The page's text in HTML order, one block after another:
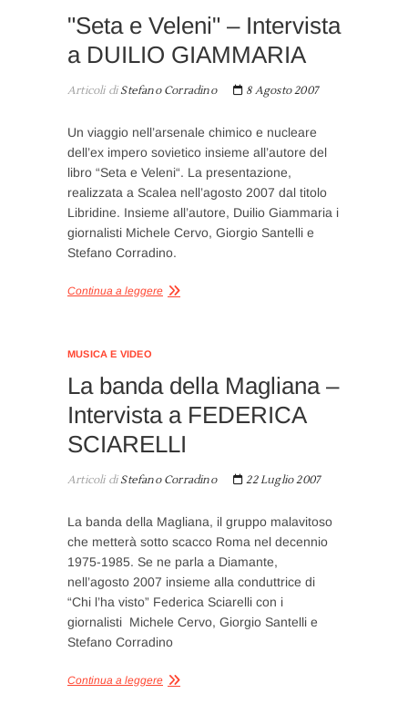
"Seta e Veleni" – Intervista
a DUILIO GIAMMARIA
Articoli diStefano Corradino 8 Agosto 2007
Un viaggio nell’arsenale chimico e nucleare
dell’ex impero sovietico insieme all’autore del
libro “Seta e Veleni“. La presentazione,
realizzata a Scalea nell’agosto 2007 dal titolo
Libridine. Insieme all’autore, Duilio Giammaria i
giornalisti Michele Cervo, Giorgio Santelli e
Stefano Corradino.
Continua a leggere
MUSICA E VIDEO
La banda della Magliana –
Intervista a FEDERICA
SCIARELLI
Articoli diStefano Corradino 22 Luglio 2007
La banda della Magliana, il gruppo malavitoso
che metterà sotto scacco Roma nel decennio
1975-1985. Se ne parla a Diamante,
nell’agosto 2007 insieme alla conduttrice di
“Chi l’ha visto” Federica Sciarelli con i
giornalisti Michele Cervo, Giorgio Santelli e
Stefano Corradino
Continua a leggere